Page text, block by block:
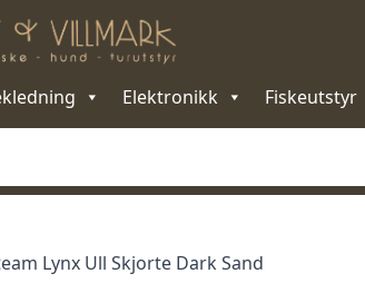
Elektronikk Fiskeutstyr
Lynx Ull Skjorte Dark Sand